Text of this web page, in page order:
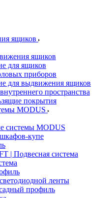
ящиков
ящиков
для ящиков
приборов
для выдвижения ящиков
пространства
покрытия
MODUS
системы MODUS
купе
| Подвесная система
ленты
профиль